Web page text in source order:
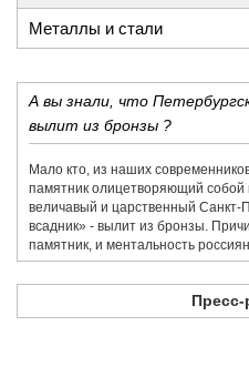
Металлы и стали
А вы знали, что
вылит из бронзы ?
Мало кто, из наших
памятник олицетворяющий собой
величавый и царственный
всадник» - вылит из бронзы.
памятник, и ментальность